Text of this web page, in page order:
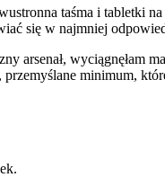
taśma i tabletki na
się w najmniej
arsenał, wyciągnęłam
minimum,